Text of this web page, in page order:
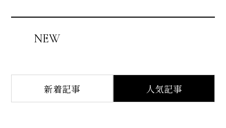
NEW
新着記事 人気記事